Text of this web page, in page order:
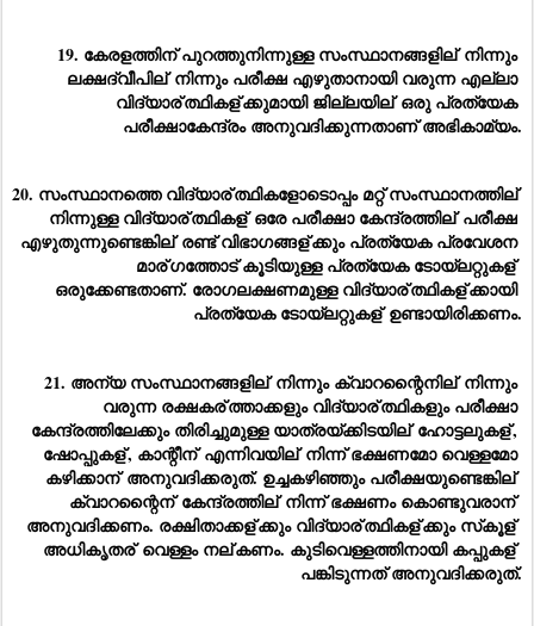
19. കേരളത്തിന് പുറത്തുനിന്നുള്ള സംസ്ഥാനങ്ങളില് നിന്നും
ലക്ഷദ്വീപില് നിന്നും പരീക്ഷ എഴുതാനായി വരുന്ന എല്ലാ
വിദ്യാര്ത്ഥികള്ക്കുമായി ജില്ലയില് ഒരു പ്രത്യേക
പരീക്ഷാകേന്ദ്രം അനുവദിക്കുന്നതാണ് അഭികാമ്യം.
20. സംസ്ഥാനത്തെ വിദ്യാര്ത്ഥികളോടൊപ്പം മറ്റ് സംസ്ഥാനത്തില്
നിന്നുള്ള വിദ്യാര്ത്ഥികള് ഒരേ പരീക്ഷാ കേന്ദ്രത്തില് പരീക്ഷ
എഴുതുന്നുണ്ടെങ്കില് രണ്ട് വിഭാഗങ്ങള്ക്കും പ്രത്യേക പ്രവേശന
മാര്
ഗത്തോട് കൂടിയുള്ള പ്രത്യേക ടോയ്‌ലറ്റുകള്
ഒരുക്കേണ്ടതാണ്. രോഗലക്ഷണമുള്ള വിദ്യാര്ത്ഥികള്ക്കായി
പ്രത്യേക ടോയ്‌ലറ്റുകള് ഉണ്ടായിരിക്കണം.
21. അന്യ സംസ്ഥാനങ്ങളില് നിന്നും ക്വാറന്റൈനില് നിന്നും
വരുന്ന രക്ഷകര്ത്താക്കളും വിദ്യാര്ത്ഥികളും പരീക്ഷാ
കേന്ദ്രത്തിലേക്കും തിരിച്ചുമുള്ള യാത്രയ്ക്കിടയില് ഹോട്ടലുകള്,
ഷോപ്പുകള്, കാന്റീന് എന്നിവയില് നിന്ന് ഭക്ഷണമോ വെള്ളമോ
കഴിക്കാന് അനുവദിക്കരുത്. ഉച്ചകഴിഞ്ഞും പരീക്ഷയുണ്ടെങ്കില്
ക്വാറന്റൈന് കേന്ദ്രത്തില് നിന്ന് ഭക്ഷണം കൊണ്ടുവരാന്
അനുവദിക്കണം. രക്ഷിതാക്കള്ക്കും വിദ്യാര്ത്ഥികള്
ക്കും സ്‌കൂള്
അധികൃതര് വെള്ളം നല്കണം. കുടിവെള്ളത്തിനായി കപ്പുകള്
പങ്കിടുന്നത് അനുവദിക്കരുത്.